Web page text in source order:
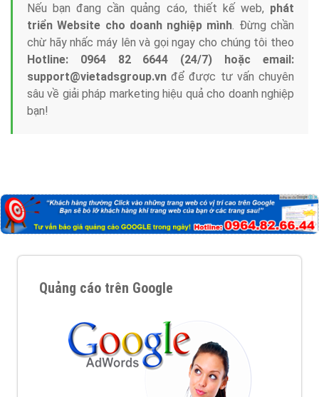
Nếu bạn đang cần quảng cáo, thiết kế web, phát
triển Website cho doanh nghiệp mình. Đừng chần
chừ hãy nhấc máy lên và gọi ngay cho chúng tôi theo
Hotline: 0964 82 6644 (24/7) hoặc email:
support@vietadsgroup.vn để được tư vấn chuyên
sâu về giải pháp marketing hiệu quả cho doanh nghiệp
bạn!
Quảng cáo trên Google